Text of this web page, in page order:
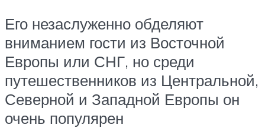
Его незаслуженно обделяют
вниманием гости из Восточной
Европы или СНГ, но среди
путешественников из Центральной,
Северной и Западной Европы он
очень популярен